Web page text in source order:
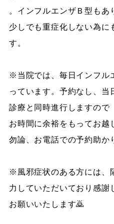
。インフルエンザＢ型もあ
少しでも重症化しない為に
す。
※当院では、毎日インフル
っています。予約なし、当
診療と同時進行しますので
お時間に余裕をもってお越
勿論、お電話での予約助か
※風邪症状のある方には、
力していただいており感謝
お願いいたします🙇